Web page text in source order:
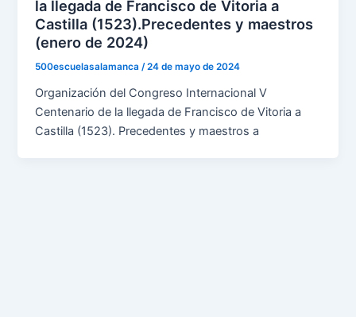
la llegada de Francisco de Vitoria a
Castilla (1523).Precedentes y maestros
(enero de 2024)
500escuelasalamanca/24 de mayo de 2024
Organización del Congreso Internacional V
Centenario de la llegada de Francisco de Vitoria a
Castilla (1523). Precedentes y maestros a